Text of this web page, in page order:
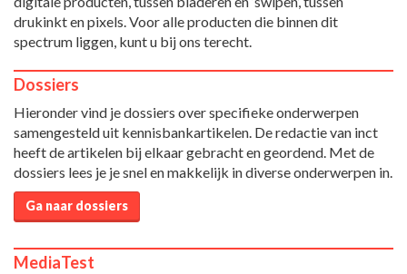
drukinkt en pixels. Voor alle producten die binnen dit
spectrum liggen, kunt u bij ons terecht.
Dossiers
Hieronder vind je dossiers over specifieke onderwerpen
samengesteld uit kennisbankartikelen. De redactie van inct
heeft de artikelen bij elkaar gebracht en geordend. Met de
dossiers lees je je snel en makkelijk in diverse onderwerpen in.
Ga naar dossiers
MediaTest